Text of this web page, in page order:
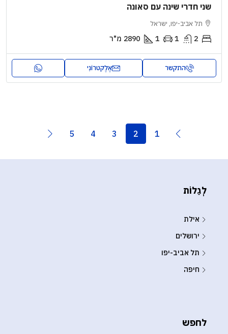
שני חדרי שינה עם סאונה
תל אביב-יפו, ישראל
2
1
1
2890 מ"ר
התקשר אֶלֶקטרוֹנִי
1
2
3
4
5
לְגַלוֹת
אילת
ירושלים
תל אביב-יפו
חיפה
לחפש